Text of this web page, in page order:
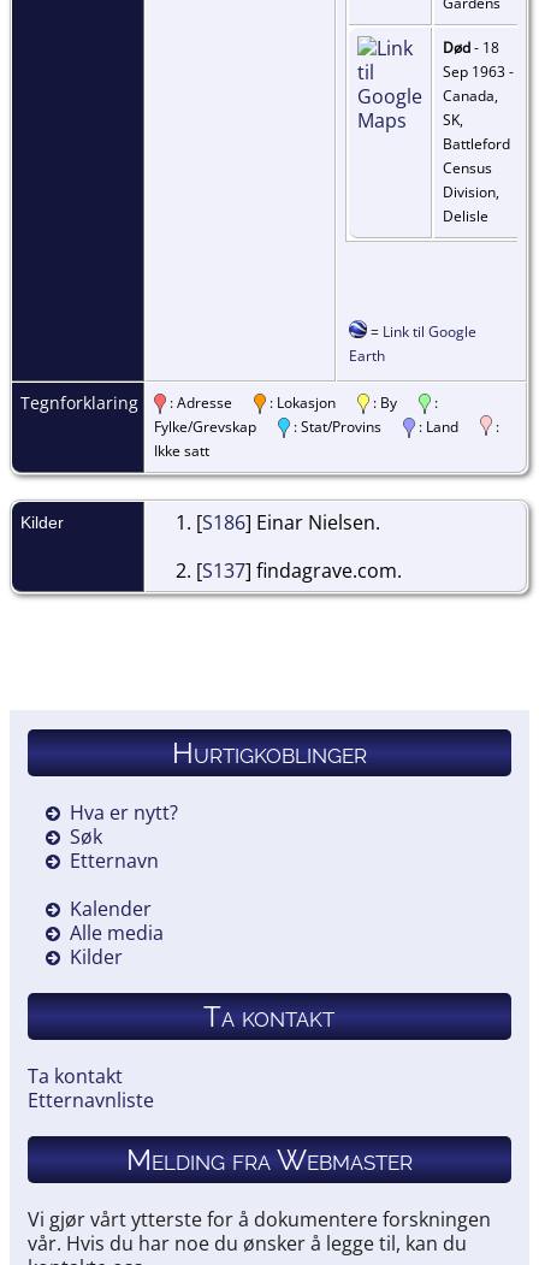
Død- 18
Sep 1963 -
Canada,
SK,
Battleford
Census
Division,
Delisle
= Link til Google
Earth
Tegnforklaring : Adresse : Lokasjon : By
:
Fylke/Grevskap
: Stat/Provins : Land
:
Ikke satt
Kilder [S186] Einar Nielsen.
[S137] findagrave.com.
Hurtigkoblinger
Hva er nytt?
Søk
Etternavn
Kalender
Alle media
Kilder
Ta kontakt
Ta kontakt
Etternavnliste
Melding fra Webmaster
Vi gjør vårt ytterste for å dokumentere forskningen
vår. Hvis du har noe du ønsker å legge til, kan du